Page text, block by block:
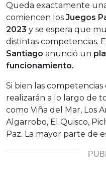
Queda exactamente
comiencen los Juegos
2023 y se espera que
distintas competencias.
Santiago anunció un
funcionamiento.
Si bien las competencias
realizarán a lo largo de
como Viña del Mar, Los
Algarrobo, El Quisco,
Paz. La mayor parte de